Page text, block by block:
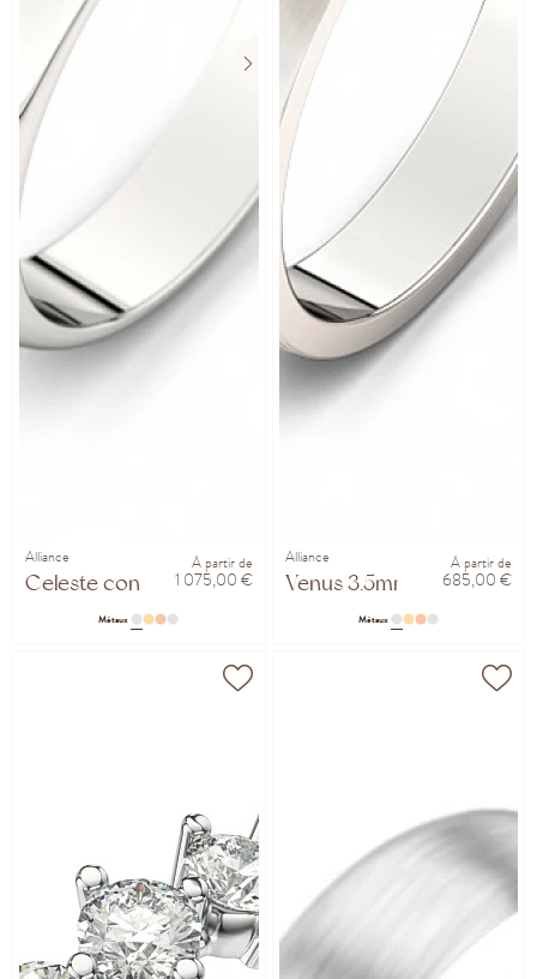
Alliance
Celeste confort 4mm
À partir de
1 075,00 €
Métaux
Alliance
Venus 3.5mm
À partir de
685,00 €
Métaux